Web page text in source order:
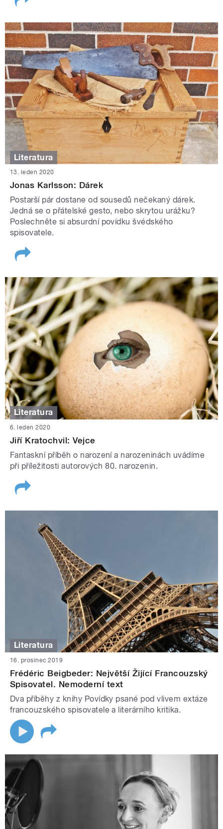
Literatura
13. leden 2020
Jonas Karlsson: Dárek
Postarší pár dostane od sousedů nečekaný dárek.
Jedná se o přátelské gesto, nebo skrytou urážku?
Poslechněte si absurdní povídku švédského
spisovatele.
Literatura
6. leden 2020
Jiří Kratochvil: Vejce
Fantaskní příběh o narození a narozeninách uvádíme
při příležitosti autorových 80. narozenin.
Literatura
16. prosinec 2019
Frédéric Beigbeder: Největší Žijící Francouzský
Spisovatel. Nemoderní text
Dva příběhy z knihy Povídky psané pod vlivem extáze
francouzského spisovatele a literárního kritika.